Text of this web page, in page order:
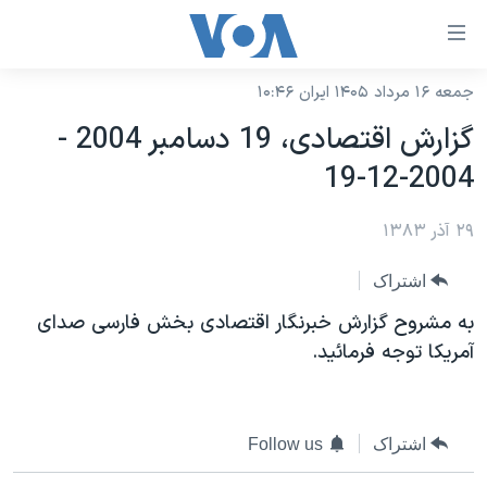
لینکهای
دسترسی
جهش
محتوای
اصلی
اصلی
جهش
نسخه سبک وب‌سایت
موضوع ها
ایران
آمریکا
جهان
ورزشی
ویدیوها
برنامه های تلویزیونی
جدول برنامه ها
صفحه‌های ویژه
جام جهانی ۲۰۲۶
بایگانی برنامه‌های تلویزیونی
فرکانس‌های صدای آمریکا
یادگیری زبان انگلیسی
جمعه ۱۶ مرداد ۱۴۰۵ ایران ۱۰:۴۶
گزارش اقتصادی، 19 دسامبر 2004 -
2004-12-19
۲۹ آذر ۱۳۸۳
اشتراک
به مشروح گزارش خبرنگار اقتصادی بخش فارسی صدای
آمريکا توجه فرمائيد.
اشتراک Follow us